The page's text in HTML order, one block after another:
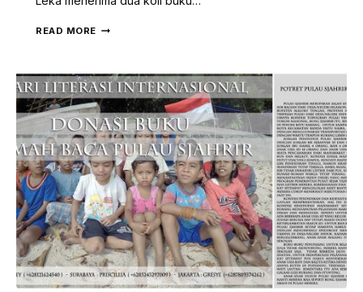
READ MORE PEMBERIAN